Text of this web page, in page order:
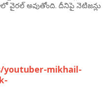
వైరల్ అవుతోంది. దీనిపై నెటిజన్లు
youtuber-mikhail-